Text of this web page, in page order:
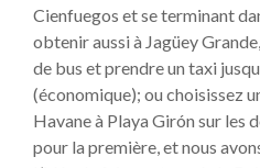
Cienfuegos et se terminant
obtenir aussi à Jagüey
de bus et prendre un taxi
(économique); ou choisissez
Havane à Playa Girón sur les
pour la première, et nous